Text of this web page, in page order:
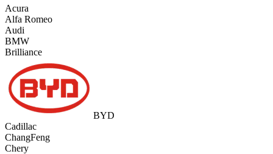
Acura
Alfa Romeo
Audi
BMW
Brilliance
BYD
Cadillac
ChangFeng
Chery